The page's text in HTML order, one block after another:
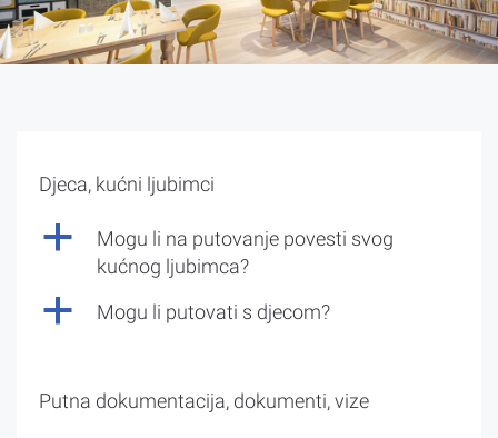
Djeca, kućni ljubimci
a
Mogu li na putovanje povesti svog
kućnog ljubimca?
a Mogu li putovati s djecom?
Putna dokumentacija, dokumenti, vize